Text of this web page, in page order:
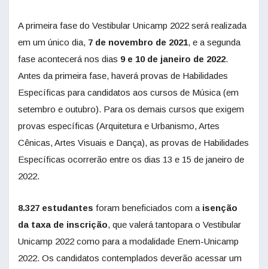
A primeira fase do Vestibular Unicamp 2022 será realizada
em um único dia, 7 de novembro de 2021, e a segunda
fase acontecerá nos dias 9 e 10 de janeiro de 2022.
Antes da primeira fase, haverá provas de Habilidades
Específicas para candidatos aos cursos de Música (em
setembro e outubro). Para os demais cursos que exigem
provas específicas (Arquitetura e Urbanismo, Artes
Cênicas, Artes Visuais e Dança), as provas de Habilidades
Específicas ocorrerão entre os dias 13 e 15 de janeiro de
2022.
8.327 estudantes foram beneficiados com a isenção
da taxa de inscrição, que valerá tantopara o Vestibular
Unicamp 2022 como para a modalidade Enem-Unicamp
2022. Os candidatos contemplados deverão acessar um